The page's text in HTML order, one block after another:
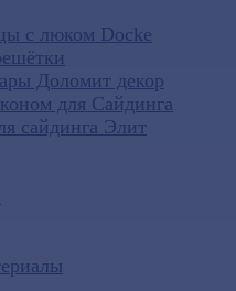
с люком Docke
Доломит декор
для Сайдинга
cайдинга Элит